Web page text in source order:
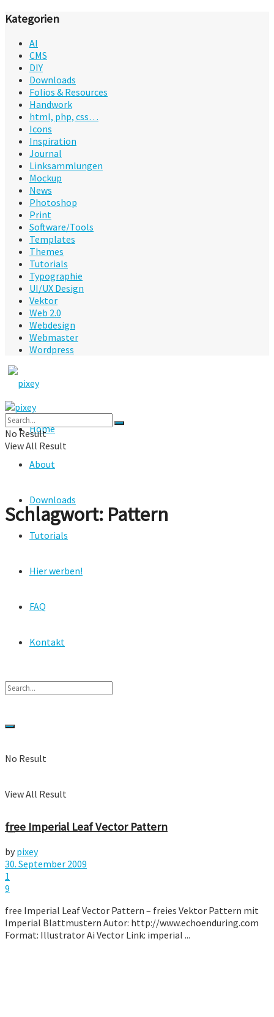
Kategorien
AI
CMS
DIY
Downloads
Folios & Resources
Handwork
html, php, css…
Icons
Inspiration
Journal
Linksammlungen
Mockup
News
Photoshop
Print
Software/Tools
Templates
Themes
Tutorials
Typographie
UI/UX Design
Vektor
Web 2.0
Webdesign
Webmaster
Wordpress
Home
About
Downloads
Tutorials
Hier werben!
FAQ
Kontakt
No Result
View All Result
No Result
View All Result
Schlagwort: Pattern
free Imperial Leaf Vector Pattern
by pixey
30. September 2009
1
9
free Imperial Leaf Vector Pattern – freies Vektor Pattern mit
Imperial Blattmustern Autor: http://www.echoenduring.com
Format: Illustrator Ai Vector Link: imperial ...